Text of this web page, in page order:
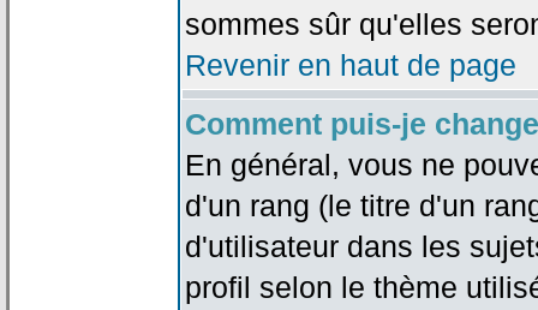
sommes sûr qu'elles
Revenir en haut de page
Comment puis-je
En général, vous ne
d'un rang (le titre d'un
d'utilisateur dans les
profil selon le thème